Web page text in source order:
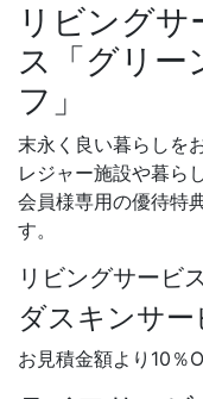
リビング
ス「グリー
フ」
末永く良い暮らしを
レジャー施設や暮ら
会員様専用の優待特
す。
リビングサービ
ダスキンサ
お見積金額より 10％